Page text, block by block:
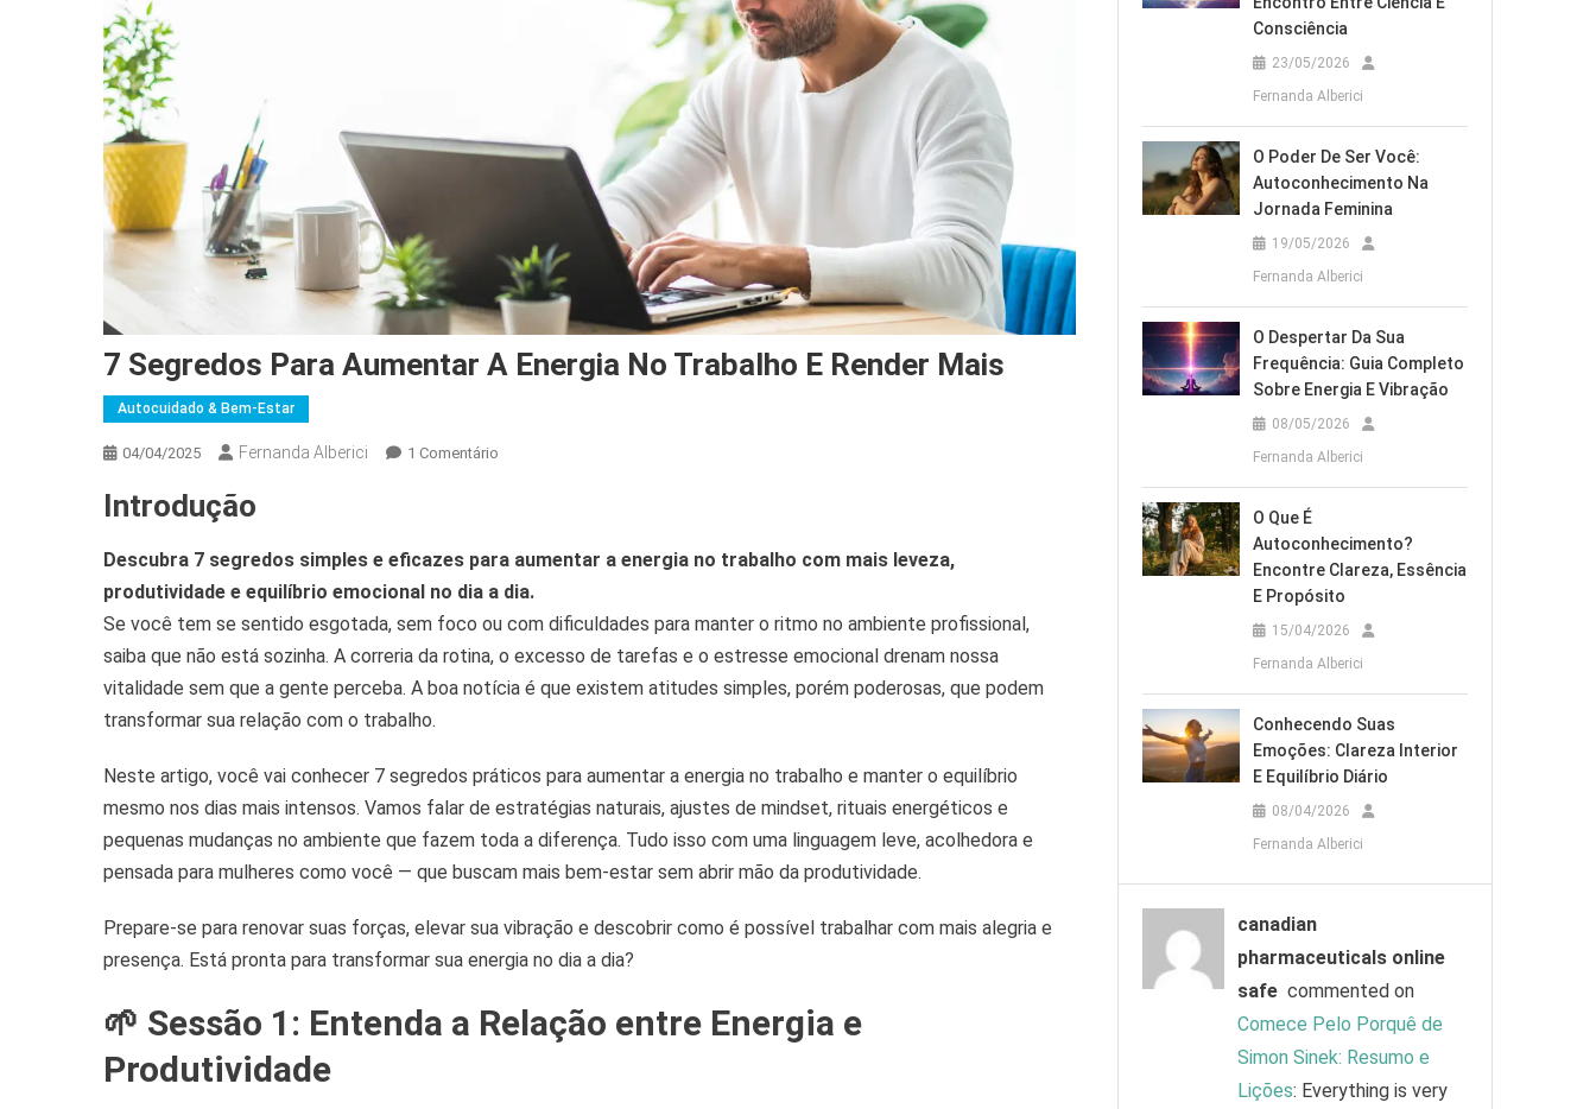
7 Segredos Para Aumentar A Energia No Trabalho E Render Mais
Autocuidado & Bem-Estar
04/04/2025 Fernanda Alberici 1 Comentário
Aumentar
A
E
Introdução
Descubra 7 segredos simples e eficazes para aumentar a energia no trabalho com mais leveza,
produtividade e equilíbrio emocional no dia a dia.
Se você tem se sentido esgotada, sem foco ou com dificuldades para manter o ritmo no ambiente profissional,
saiba que não está sozinha. A correria da rotina, o excesso de tarefas e o estresse emocional drenam nossa
vitalidade sem que a gente perceba. A boa notícia é que existem atitudes simples, porém poderosas, que podem
transformar sua relação com o trabalho.
Neste artigo, você vai conhecer 7 segredos práticos para aumentar a energia no trabalho e manter o equilíbrio
mesmo nos dias mais intensos. Vamos falar de estratégias naturais, ajustes de mindset, rituais energéticos e
pequenas mudanças no ambiente que fazem toda a diferença. Tudo isso com uma linguagem leve, acolhedora e
pensada para mulheres como você — que buscam mais bem-estar sem abrir mão da produtividade.
Prepare-se para renovar suas forças, elevar sua vibração e descobrir como é possível trabalhar com mais alegria e
presença. Está pronta para transformar sua energia no dia a dia?
🌱 Sessão 1: Entenda a Relação entre Energia e
Produtividade
Consciência
23/05/2026
Fernanda Alberici
O Poder De Ser Você:
Autoconhecimento Na
Jornada Feminina
19/05/2026
Fernanda Alberici
O Despertar Da Sua
Frequência: Guia Completo
Sobre Energia E Vibração
08/05/2026
Fernanda Alberici
O Que É
Autoconhecimento?
Encontre Clareza, Essência
E Propósito
15/04/2026
Fernanda Alberici
Conhecendo Suas
Emoções: Clareza Interior
E Equilíbrio Diário
08/04/2026
Fernanda Alberici
canadian
pharmaceuticals online
safecommented on
Comece Pelo Porquê de
Simon Sinek: Resumo e
Lições: Everything is very